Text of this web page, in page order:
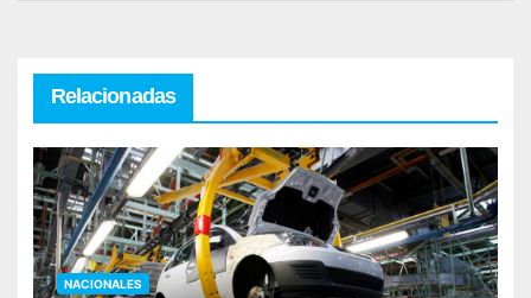
Relacionadas
NACIONALES